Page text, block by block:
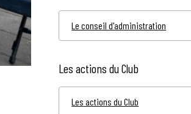
Le conseil d'administration
Les actions du Club
Les actions du Club